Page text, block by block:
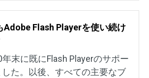
Adobe Flash Playerを使い続け
末に既にFlash Playerのサポー
した。以後、すべての主要なブ